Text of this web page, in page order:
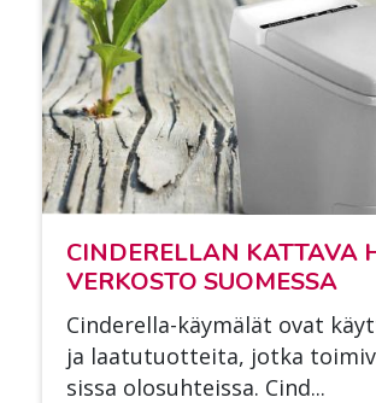
CIN­DE­REL­LAN KAT­TA­VA
VER­KOS­TO SUO­MES­SA
Cin­de­rel­la-käy­mä­lät ovat
ja laa­tu­tuot­tei­ta, jot­ka
sis­sa olo­suh­teis­sa. Cind...